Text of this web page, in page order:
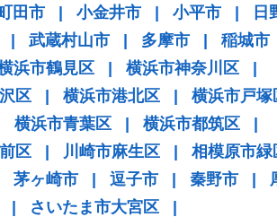
田市 | 小金井市 | 小平市 | 日
| 武蔵村山市 | 多摩市 | 稲城市
浜市鶴見区 | 横浜市神奈川区
|
区 | 横浜市港北区 | 横浜市戸塚
横浜市青葉区 | 横浜市都筑区
|
区 | 川崎市麻生区 | 相模原市緑
茅ヶ崎市 | 逗子市 | 秦野市 |
| さいたま市大宮区
|